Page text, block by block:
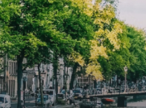
eethoek. De keuken is van alle
gemakken voorzien, perfect voor het
bereiden van heerlijke maaltijden.
Vanuit de woonkamer stap je zo het
balkon op, waar je kunt genieten
van een prachtig uitzicht en een
moment van rust. De woning